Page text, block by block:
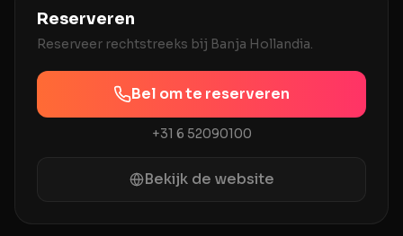
Reserveren
Reserveer rechtstreeks bij Banja Hollandia.
Bel om te reserveren
+31 6 52090100
Bekijk de website